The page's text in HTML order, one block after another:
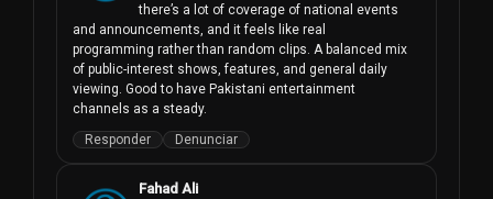
there’s a lot of coverage of national events
and announcements, and it feels like real
programming rather than random clips. A balanced mix
of public-interest shows, features, and general daily
viewing. Good to have Pakistani entertainment
channels as a steady.
Responder
Denunciar
Fahad Ali